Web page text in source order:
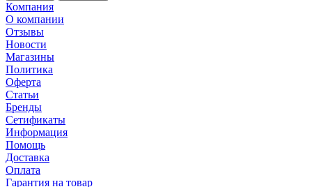
Компания
О компании
Отзывы
Новости
Магазины
Политика
Оферта
Статьи
Бренды
Сетификаты
Информация
Помощь
Доставка
Оплата
Гарантия на товар